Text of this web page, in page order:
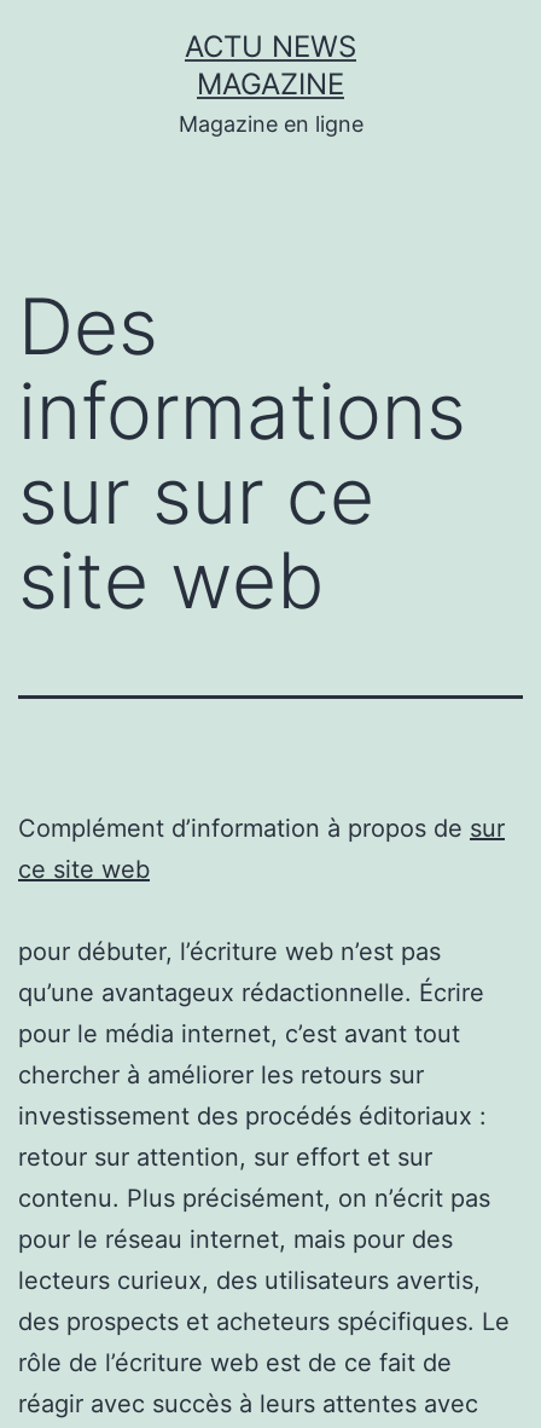
ACTU NEWS
MAGAZINE
Magazine en ligne
Des
informations
sur sur ce
site web
Complément d’information à propos de sur
ce site web
pour débuter, l’écriture web n’est pas
qu’une avantageux rédactionnelle. Écrire
pour le média internet, c’est avant tout
chercher à améliorer les retours sur
investissement des procédés éditoriaux :
retour sur attention, sur effort et sur
contenu. Plus précisément, on n’écrit pas
pour le réseau internet, mais pour des
lecteurs curieux, des utilisateurs avertis,
des prospects et acheteurs spécifiques. Le
rôle de l’écriture web est de ce fait de
réagir avec succès à leurs attentes avec